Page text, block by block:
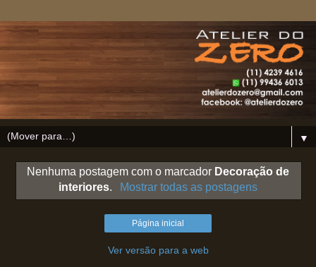
▼
Nenhuma postagem com o marcador Decoração de
interiores. Mostrar todas as postagens
Página inicial
Ver versão para a web